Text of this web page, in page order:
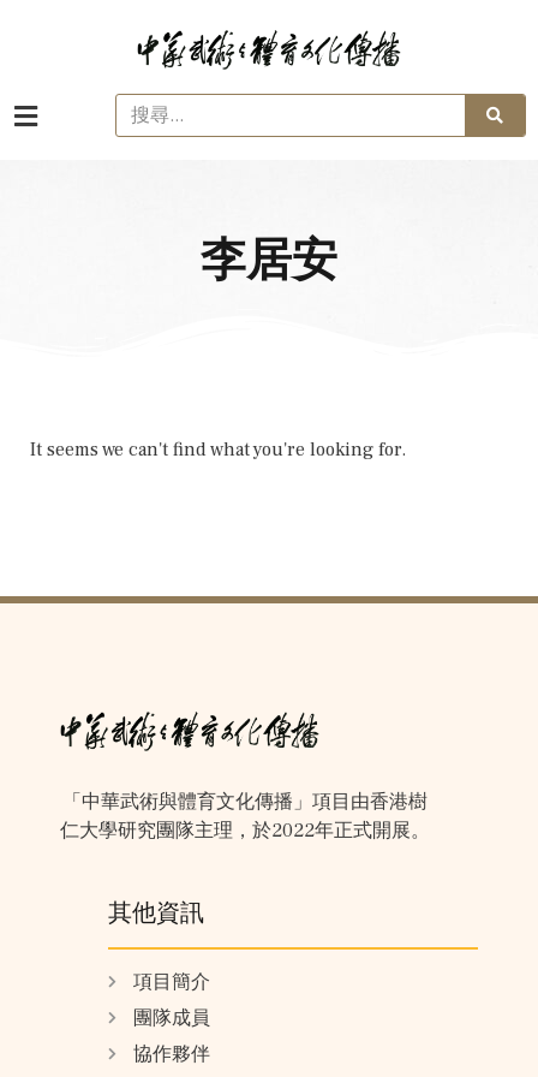
李居安
It seems we can't find what you're looking for.
「中華武術與體育文化傳播」項目由香港樹
仁大學研究團隊主理，於2022年正式開展。
其他資訊
項目簡介
團隊成員
協作夥伴